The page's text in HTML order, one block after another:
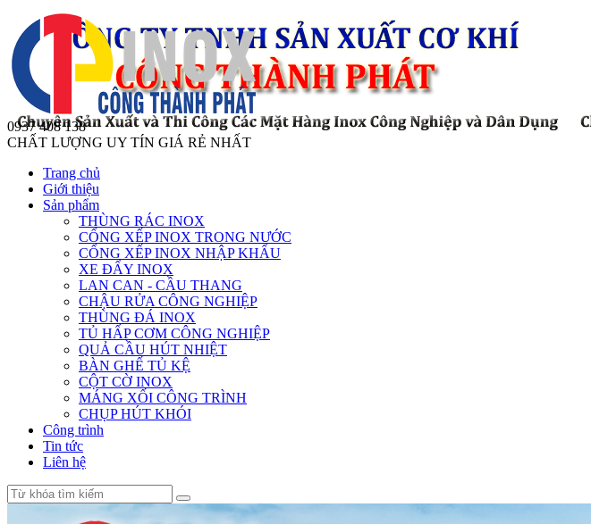
0937 408 138
CHẤT LƯỢNG UY TÍN GIÁ RẺ NHẤT
Trang chủ
Giới thiệu
Sản phẩm
THÙNG RÁC INOX
CỔNG XẾP INOX TRONG NƯỚC
CỔNG XẾP INOX NHẬP KHẨU
XE ĐẨY INOX
LAN CAN - CẦU THANG
CHẬU RỬA CÔNG NGHIỆP
THÙNG ĐÁ INOX
TỦ HẤP CƠM CÔNG NGHIỆP
QUẢ CẦU HÚT NHIỆT
BÀN GHẾ TỦ KỆ
CỘT CỜ INOX
MÁNG XỐI CÔNG TRÌNH
CHỤP HÚT KHÓI
Công trình
Tin tức
Liên hệ